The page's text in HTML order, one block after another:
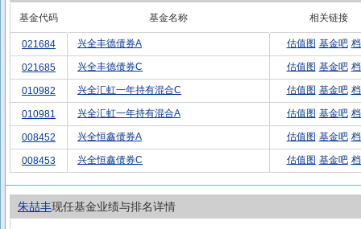
基金代码 基金名称 相关链接
021684 兴全丰德债券A 估值图 基金吧
021685 兴全丰德债券C 估值图 基金吧
010982 兴全汇虹一年持有混合C 估值图 基金吧
010981 兴全汇虹一年持有混合A 估值图 基金吧
008452 兴全恒鑫债券A 估值图 基金吧
008453 兴全恒鑫债券C 估值图 基金吧
朱喆丰现任基金业绩与排名详情